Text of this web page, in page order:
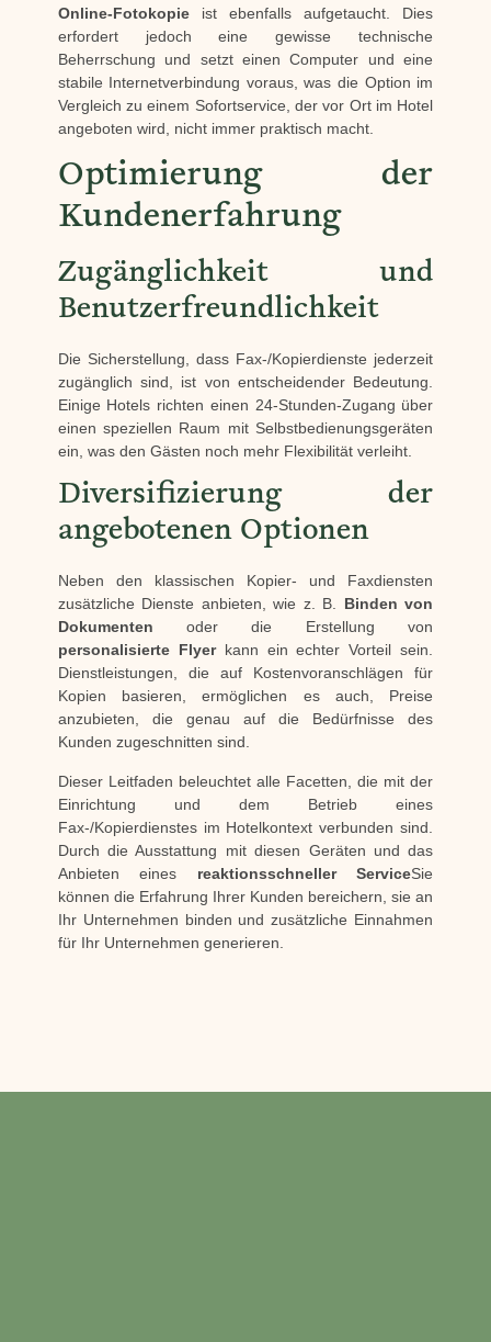
Online-Fotokopieist ebenfalls aufgetaucht. Dies
erfordert jedoch eine gewisse technische
Beherrschung und setzt einen Computer und eine
stabile Internetverbindung voraus, was die Option im
Vergleich zu einem Sofortservice, der vor Ort im Hotel
angeboten wird, nicht immer praktisch macht.
Optimierung der
Kundenerfahrung
Zugänglichkeit und
Benutzerfreundlichkeit
Die Sicherstellung, dass Fax-/Kopierdienste jederzeit
zugänglich sind, ist von entscheidender Bedeutung.
Einige Hotels richten einen 24-Stunden-Zugang über
einen speziellen Raum mit Selbstbedienungsgeräten
ein, was den Gästen noch mehr Flexibilität verleiht.
Diversifizierung der
angebotenen Optionen
Neben den klassischen Kopier- und Faxdiensten
zusätzliche Dienste anbieten, wie z. B. Binden von
Dokumenten oder die Erstellung von
personalisierte Flyerkann ein echter Vorteil sein.
Dienstleistungen, die auf Kostenvoranschlägen für
Kopien basieren, ermöglichen es auch, Preise
anzubieten, die genau auf die Bedürfnisse des
Kunden zugeschnitten sind.
Dieser Leitfaden beleuchtet alle Facetten, die mit der
Einrichtung und dem Betrieb eines
Fax-/Kopierdienstes im Hotelkontext verbunden sind.
Durch die Ausstattung mit diesen Geräten und das
Anbieten eines reaktionsschneller ServiceSie
können die Erfahrung Ihrer Kunden bereichern, sie an
Ihr Unternehmen binden und zusätzliche Einnahmen
für Ihr Unternehmen generieren.